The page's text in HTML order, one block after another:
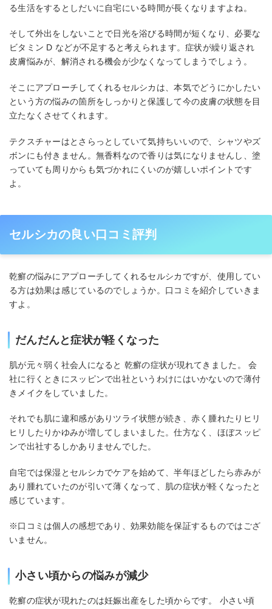
る生活をするとしだいに自宅にいる時間が長くなりますよね。
そして外出をしないことで日光を浴びる時間が短くなり、必要な
ビタミン D などが不足すると考えられます。症状が繰り返され
皮膚悩みが、解消される機会が少なくなってしまうでしょう。
そこにアプローチしてくれるセルシカは、本気でどうにかしたい
という方の悩みの箇所をしっかりと保護して今の皮膚の状態を目
立たなくさせてくれます。
テクスチャーはとさらっとしていて気持ちいいので、シャツやズ
ボンにも付きません。無香料なので香りは気になりませんし、塗
っていても周りからも気づかれにくいのが嬉しいポイントです
よ。
セルシカの良い口コミ評判
乾癬の悩みにアプローチしてくれるセルシカですが、使用してい
る方は効果は感じているのでしょうか。口コミを紹介していきま
すよ。
だんだんと症状が軽くなった
肌が元々弱く社会人になると 乾癬の症状が現れてきました。 会
社に行くときにスッピンで出社というわけにはいかないので薄付
きメイクをしていました。
それでも肌に違和感がありツライ状態が続き、赤く腫れたりヒリ
ヒリしたりかゆみが増してしまいました。仕方なく、ほぼスッピ
ンで出社するしかありませんでした。
自宅では保湿とセルシカでケアを始めて、半年ほどしたら赤みが
あり腫れていたのが引いて薄くなって、肌の症状が軽くなったと
感じています。
※口コミは個人の感想であり、効果効能を保証するものではござ
いません。
小さい頃からの悩みが減少
乾癬の症状が現れたのは妊娠出産をした頃からです。 小さい頃